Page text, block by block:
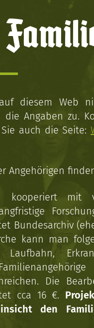
diesem Web
Angaben zu.
Sie auch die Seite:
Angehörigen
kooperiert mit
Bundesarchiv
kann man
Die
cca 16 €.
den